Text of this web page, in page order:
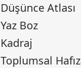
Düşünce Atlası
Yaz Boz
Kadraj
Toplumsal